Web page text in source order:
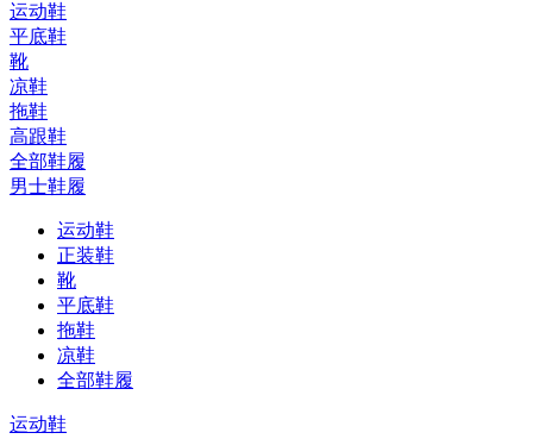
运动鞋
平底鞋
靴
凉鞋
拖鞋
高跟鞋
全部鞋履
男士鞋履
运动鞋
正装鞋
靴
平底鞋
拖鞋
凉鞋
全部鞋履
运动鞋